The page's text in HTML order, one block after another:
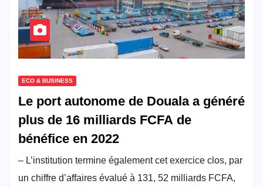
ECO & BUSINESS
Le port autonome de Douala a généré
plus de 16 milliards FCFA de
bénéfice en 2022
– L’institution termine également cet exercice clos, par
un chiffre d’affaires évalué à 131, 52 milliards FCFA,